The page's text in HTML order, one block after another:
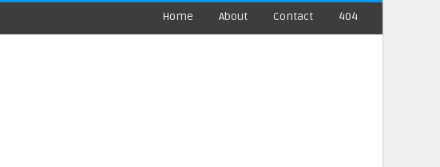
Home About Contact 404